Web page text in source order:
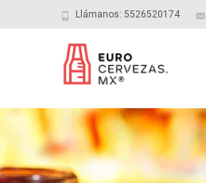
Llámanos: 5526520174